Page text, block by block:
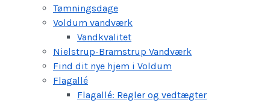
Tømningsdage
Voldum vandværk
Vandkvalitet
Nielstrup-Bramstrup Vandværk
Find dit nye hjem i Voldum
Flagallé
Flagallé: Regler og vedtægter